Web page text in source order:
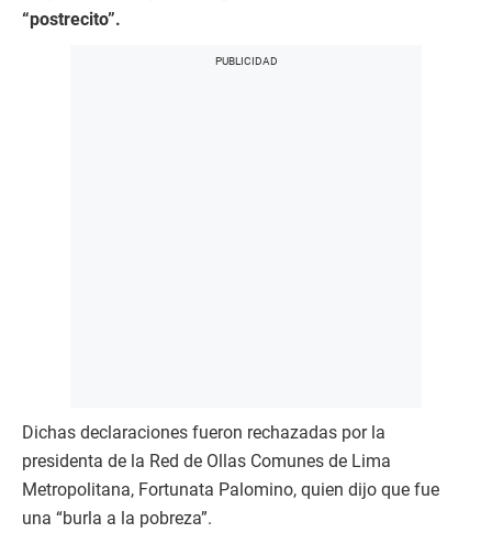
“postrecito”.
Dichas declaraciones fueron rechazadas por la
presidenta de la Red de Ollas Comunes de Lima
Metropolitana, Fortunata Palomino, quien dijo que fue
una “burla a la pobreza”.